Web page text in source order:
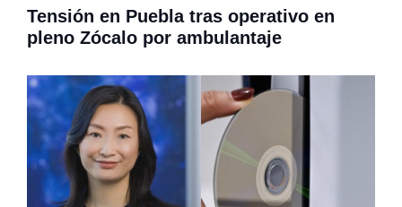
Tensión en Puebla tras operativo en
pleno Zócalo por ambulantaje